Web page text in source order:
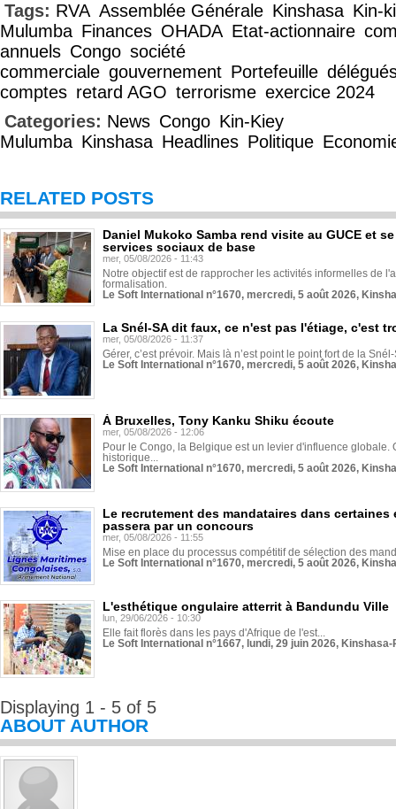
Tags: RVA Assemblée Générale Kinshasa Kin-
Mulumba Finances OHADA Etat-actionnaire
annuels Congo société
commerciale gouvernement Portefeuille
comptes retard AGO terrorisme exercice 2024
Categories: News Congo Kin-Kiey
Mulumba Kinshasa Headlines Politique
RELATED POSTS
Daniel Mukoko Samba rend visite au GUCE et
services sociaux de base
mer, 05/08/2026 - 11:43
Notre objectif est de rapprocher les activités informelles de
formalisation.
Le Soft International n°1670, mercredi, 5 août 2026,
La Snél-SA dit faux, ce n'est pas l'étiage, c'est
mer, 05/08/2026 - 11:37
Gérer, c’est prévoir. Mais là n’est point le point fort de la
Le Soft International n°1670, mercredi, 5 août 2026,
À Bruxelles, Tony Kanku Shiku écoute
mer, 05/08/2026 - 12:06
Pour le Congo, la Belgique est un levier d'influence globale.
historique...
Le Soft International n°1670, mercredi, 5 août 2026,
Le recrutement des mandataires dans
passera par un concours
mer, 05/08/2026 - 11:55
Mise en place du processus compétitif de sélection des
Le Soft International n°1670, mercredi, 5 août 2026,
L'esthétique ongulaire atterrit à Bandundu Ville
lun, 29/06/2026 - 10:30
Elle fait florès dans les pays d'Afrique de l'est...
Le Soft International n°1667, lundi, 29 juin 2026,
Displaying 1 - 5 of 5
ABOUT AUTHOR